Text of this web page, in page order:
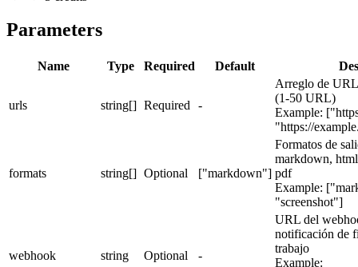
Parameters
Name Type Required Default
urls string[] Required -
Arreglo de
(1-50 URL)
Example:
"https://
formats string[] Optional ["markdown"]
Formatos de
markdown,
pdf
Example:
"screenshot"]
webhook string Optional -
URL del
notificación de
trabajo
Example: